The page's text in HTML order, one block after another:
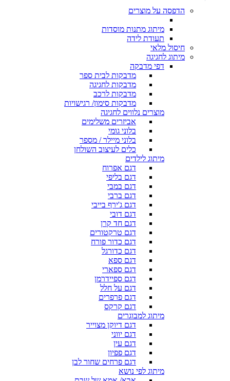
הדפסה על מוצרים
מיתוג מתנות מוסדות
תעודת לידה
חיסול מלאי
מיתוג לחגיגה
דפי מדבקה
מדבקות לבית ספר
מדבקות לחגיגה
מדבקות לרכב
מדבקות סימון/ רגישויות
מוצרים נלווים לחגיגה
אביזרים משלימים
בלוני גומי
בלוני מיילר / מספר
כלים לעיצוב השולחן
מיתוג לילדים
דגם אפרוח
דגם בליפי
דגם במבי
דגם ברבי
דגם ג'ירף בייבי
דגם דובי
דגם חד קרן
דגם טרקטורים
דגם כדור פורח
דגם כדורגל
דגם ספא
דגם ספארי
דגם ספיידרמן
דגם על חלל
דגם פרפרים
דגם קרקס
מיתוג למבוגרים
דגם דיוקן מצוייר
דגם יווני
דגם עין
דגם פפיון
דגם פרחים שחור לבן
מיתוג לפי נושא